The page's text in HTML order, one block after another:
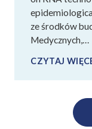
ze środków
Medycznych,…
CZYTAJ